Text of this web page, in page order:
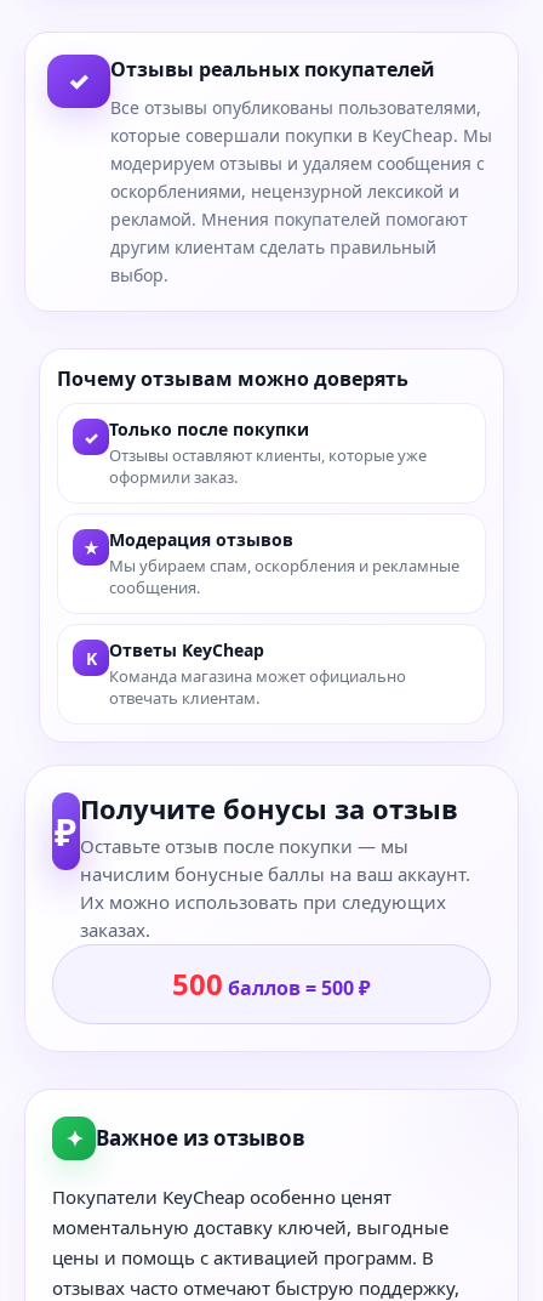
✓ Отзывы реальных покупателей
Все отзывы опубликованы пользователями,
которые совершали покупки в KeyCheap. Мы
модерируем отзывы и удаляем сообщения с
оскорблениями, нецензурной лексикой и
рекламой. Мнения покупателей помогают
другим клиентам сделать правильный
выбор.
Почему отзывам можно доверять
✓ Только после покупки
Отзывы оставляют клиенты, которые уже
оформили заказ.
★ Модерация отзывов
Мы убираем спам, оскорбления и рекламные
сообщения.
K Ответы KeyCheap
Команда магазина может официально
отвечать клиентам.
₽Получите бонусы за отзыв
Оставьте отзыв после покупки — мы
начислим бонусные баллы на ваш аккаунт.
Их можно использовать при следующих
заказах.
500 баллов = 500 ₽
✦ Важное из отзывов
Покупатели KeyCheap особенно ценят
моментальную доставку ключей, выгодные
цены и помощь с активацией программ. В
отзывах часто отмечают быструю поддержку,